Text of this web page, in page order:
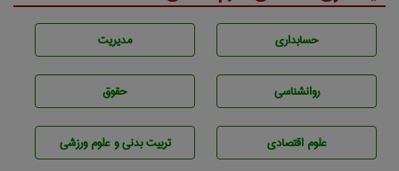
حسابداری مديريت
روانشناسی حقوق
علوم اقتصادی تربيت بدنی و علوم ورزشی